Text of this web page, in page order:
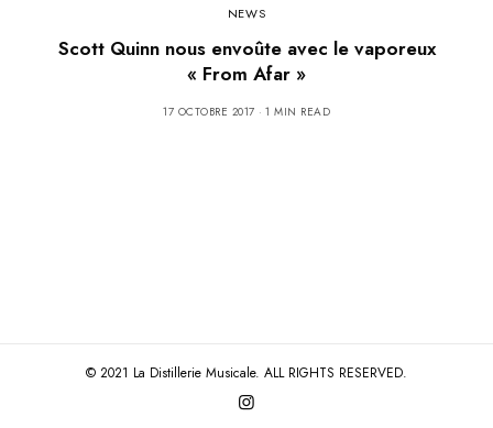
NEWS
Scott Quinn nous envoûte avec le vaporeux
« From Afar »
17 OCTOBRE 2017 1 MIN READ
© 2021 La Distillerie Musicale. ALL RIGHTS RESERVED.